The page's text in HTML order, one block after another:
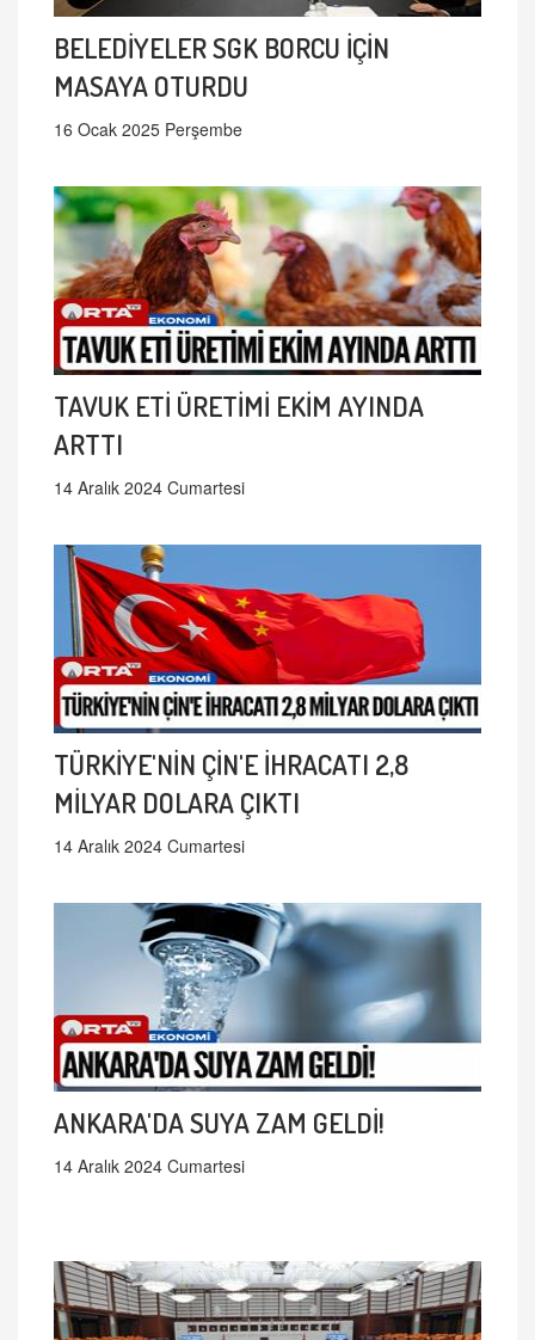
BELEDİYELER SGK BORCU İÇİN
MASAYA OTURDU
16 Ocak 2025 Perşembe
TAVUK ETİ ÜRETİMİ EKİM AYINDA
ARTTI
14 Aralık 2024 Cumartesi
TÜRKİYE'NİN ÇİN'E İHRACATI 2,8
MİLYAR DOLARA ÇIKTI
14 Aralık 2024 Cumartesi
ANKARA'DA SUYA ZAM GELDİ!
14 Aralık 2024 Cumartesi